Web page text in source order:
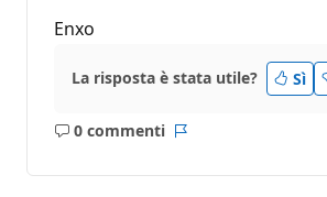
Enxo
La risposta è stata utile? Sì
0 commenti
Nessun